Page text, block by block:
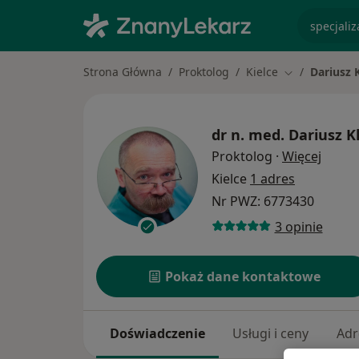
Strona Główna Proktolog Kielce Zmień miasto
Dariusz
dr n. med. Dariusz
Proktolog · Więcej
Kielce 1 adres
Nr PWZ: 6773430
3 opinie
Pokaż dane kontaktowe
Doświadczenie Usługi i ceny